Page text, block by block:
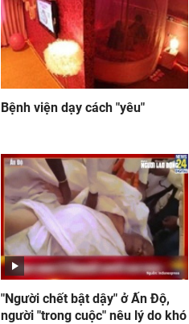
Bệnh viện dạy cách "yêu"
"Người chết bật dậy" ở Ấn Độ,
người "trong cuộc" nêu lý do khó